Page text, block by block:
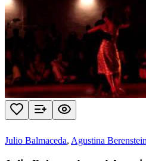
Julio Balmaceda, Agustina